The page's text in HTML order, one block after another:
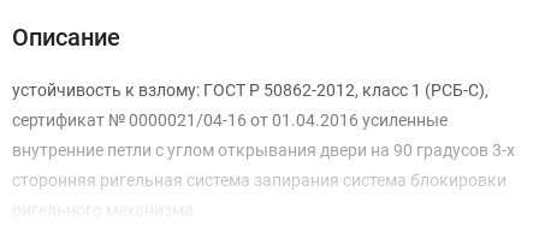
Описание
устойчивость к взлому: ГОСТ Р 50862-2012, класс 1 (РСБ-С),
сертификат № 0000021/04-16 от 01.04.2016 усиленные
внутренние петли с углом открывания двери на 90 градусов 3-х
сторонняя ригельная система запирания система блокировки
ригельного механизма